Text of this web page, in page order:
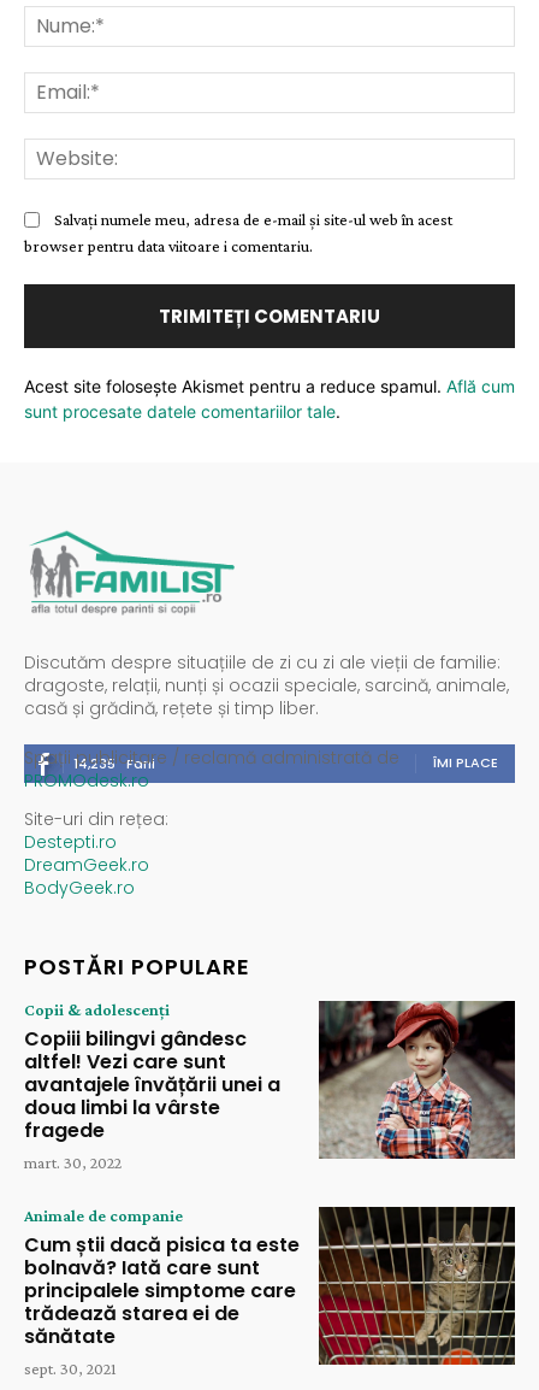
Salvați numele meu, adresa de e-mail și site-ul web în acest
browser pentru data viitoare i comentariu.
Acest site folosește Akismet pentru a reduce spamul. Află cum
sunt procesate datele comentariilor tale.
Discutăm despre situațiile de zi cu zi ale vieții de familie:
dragoste, relații, nunți și ocazii speciale, sarcină, animale,
casă și grădină, rețete și timp liber.
14,235 Fani ÎMI PLACE
Spații publicitare / reclamă administrată de
PROMOdesk.ro
Site-uri din rețea:
Destepti.ro
DreamGeek.ro
BodyGeek.ro
POSTĂRI POPULARE
Copii & adolescenți
Copiii bilingvi gândesc
altfel! Vezi care sunt
avantajele învățării unei a
doua limbi la vârste
fragede
mart. 30, 2022
Animale de companie
Cum știi dacă pisica ta este
bolnavă? Iată care sunt
principalele simptome care
trădează starea ei de
sănătate
sept. 30, 2021